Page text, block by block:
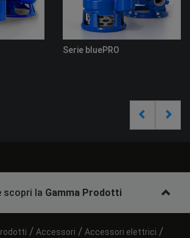
Serie bluePRO
scopri la Gamma Prodotti
/ Accessori / Accessori elettrici /